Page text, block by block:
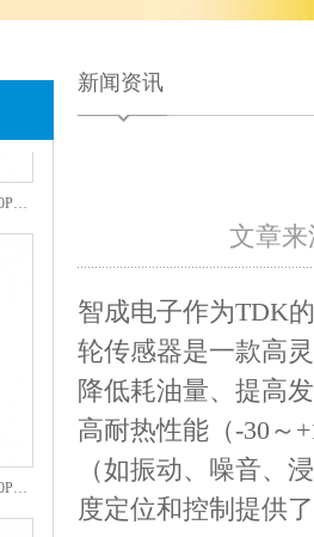
新闻资讯
文章
智成电子作为TDK
轮传感器是一款高
降低耗油量、提高
高耐热性能（-30～
（如振动、噪音、
度定位和控制提供